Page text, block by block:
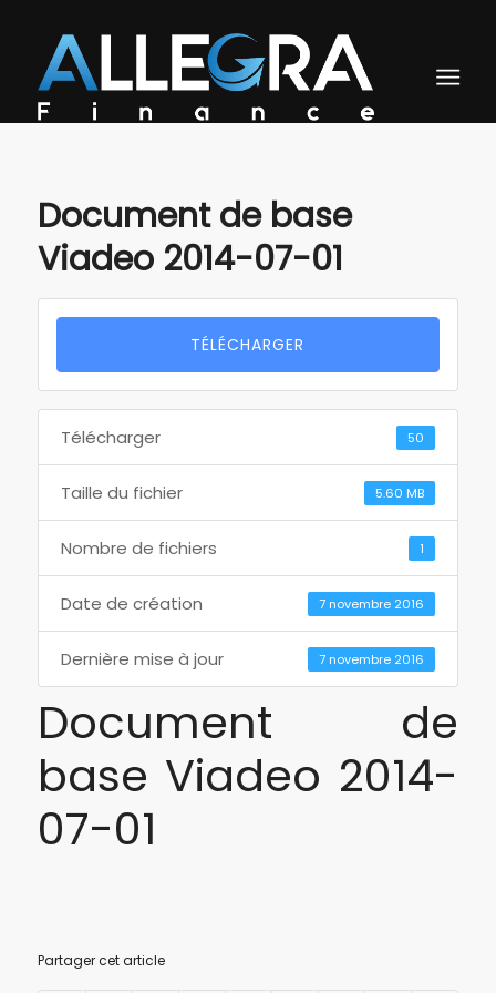
Document de base
Viadeo 2014-07-01
TÉLÉCHARGER
Télécharger 50
Taille du fichier 5.60 MB
Nombre de fichiers 1
Date de création 7 novembre 2016
Dernière mise à jour 7 novembre 2016
Document de
base Viadeo 2014-
07-01
Partager cet article